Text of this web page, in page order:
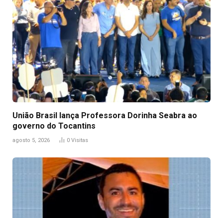
União Brasil lança Professora Dorinha Seabra ao
governo do Tocantins
agosto 5, 2026 0 Visitas